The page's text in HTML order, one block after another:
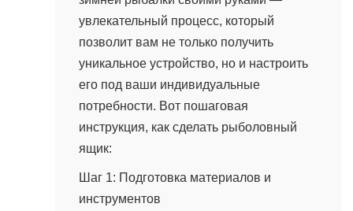
увлекательный процесс, который
позволит вам не только получить
уникальное устройство, но и настроить
его под ваши индивидуальные
потребности. Вот пошаговая
инструкция, как сделать рыболовный
ящик:
Шаг 1: Подготовка материалов и
инструментов